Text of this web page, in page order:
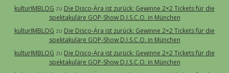
kulturIMBLOG zu Die Disco-Ära ist zurück: Gewinne 2×2 Tickets für die
spektakuläre GOP-Show D.I.S.C.O. in München
kulturIMBLOG zu Die Disco-Ära ist zurück: Gewinne 2×2 Tickets für die
spektakuläre GOP-Show D.I.S.C.O. in München
kulturIMBLOG zu Die Disco-Ära ist zurück: Gewinne 2×2 Tickets für die
spektakuläre GOP-Show D.I.S.C.O. in München